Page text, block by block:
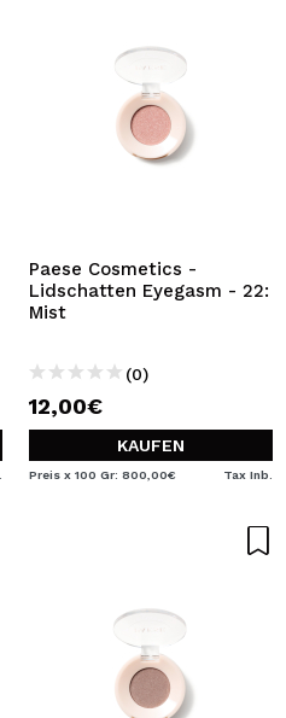
Paese Cosmetics -
Lidschatten Eyegasm - 22:
Mist
(0)
12,00€
KAUFEN
Preis x 100 Gr: 800,00€ Tax Inb.